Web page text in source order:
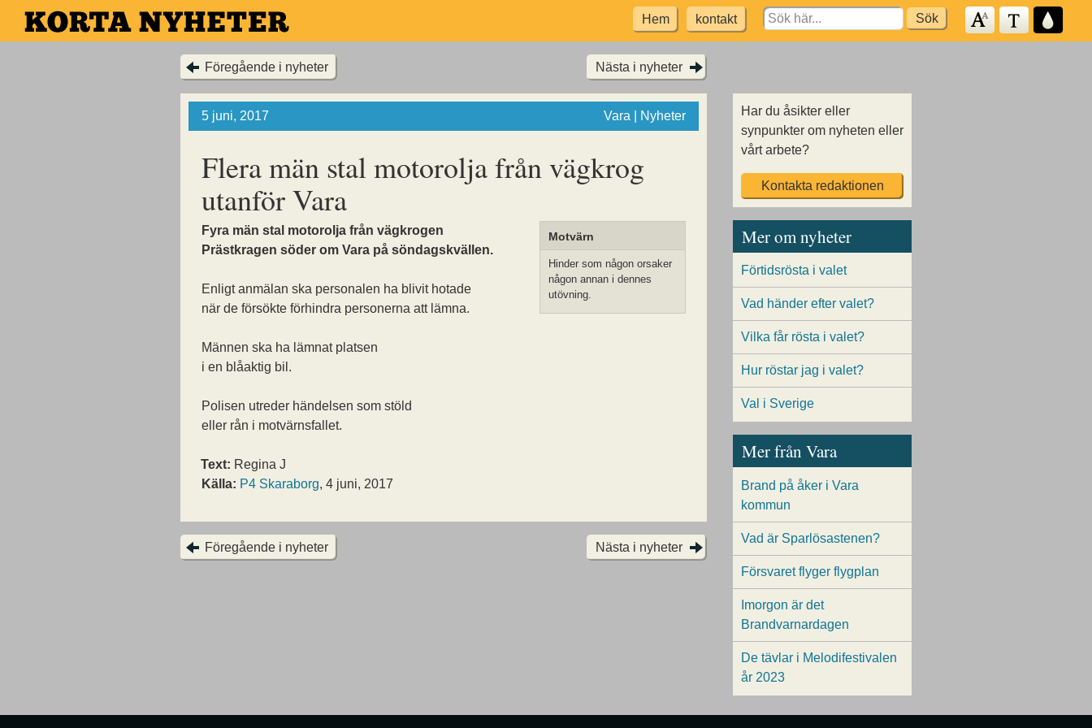
Hoppa
till
Hem kontakt
Search
for:
Föregående i nyheter Nästa i nyheter
5 juni, 2017 Vara | Nyheter
Flera män stal motorolja från vägkrog
utanför Vara
Fyra män stal motorolja från vägkrogen
Prästkragen söder om Vara på söndagskvällen.
Enligt anmälan ska personalen ha blivit hotade
när de försökte förhindra personerna att lämna.
Männen ska ha lämnat platsen
i en blåaktig bil.
Polisen utreder händelsen som stöld
eller rån i motvärnsfallet.
Motvärn
Hinder som någon orsaker
någon annan i dennes
utövning.
Text: Regina J
Källa: P4 Skaraborg, 4 juni, 2017
Föregående i nyheter Nästa i nyheter
Har du åsikter eller
synpunkter om nyheten eller
vårt arbete?
Kontakta redaktionen
Mer om nyheter
Förtidsrösta i valet
Vad händer efter valet?
Vilka får rösta i valet?
Hur röstar jag i valet?
Val i Sverige
Mer från Vara
Brand på åker i Vara
kommun
Vad är Sparlösastenen?
Försvaret flyger flygplan
Imorgon är det
Brandvarnardagen
De tävlar i Melodifestivalen
år 2023